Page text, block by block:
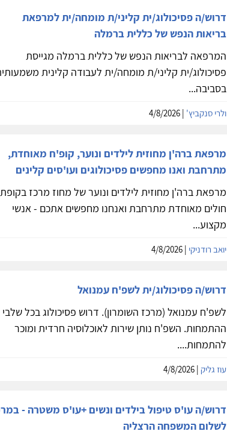
דרוש/ה פסיכולוג/ית קליני/ת מומחה/ית למרפאת
בריאות הנפש של כללית ברמלה
המרפאה לבריאות הנפש של כללית ברמלה מגייסת
פסיכולוג/ית קליני/ת מומחה/ית לעבודה קלינית
בסביבה...
ולרי סנקביץ'
מרפאת ברה'ן מחוזית לילדים ונוער, קופ'ח מאוחדת,
מתרחבת ואנו מחפשים פסיכולוגים ועו'סים קלינים
מרפאת ברה'ן מחוזית לילדים ונוער של מחוז מרכז בקופת
חולים מאוחדת מתרחבת ואנחנו מחפשים אתכם - אנשי
מקצוע...
יואב רודניקי
דרוש/ה פסיכולוג/ית לשפ'ח עמנואל
לשפ'ח עמנואל (מרכז השומרון). דרוש פסיכולוג בכל שלבי
ההתמחות. השפ'ח נותן שירות לאוכלוסיה חרדית ומוכר
להתמחות....
עוז גליק| 4/8/2026
דרוש/ה עו'ס טיפול בילדים ונשים +עו'ס משטרה -
לשלום המשפחה הרצליה